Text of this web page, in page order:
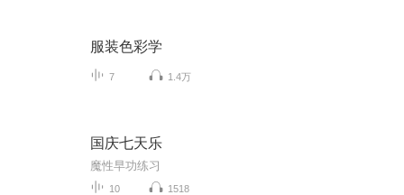
服装色彩学
7 1.4万
国庆七天乐
魔性早功练习
10 1518